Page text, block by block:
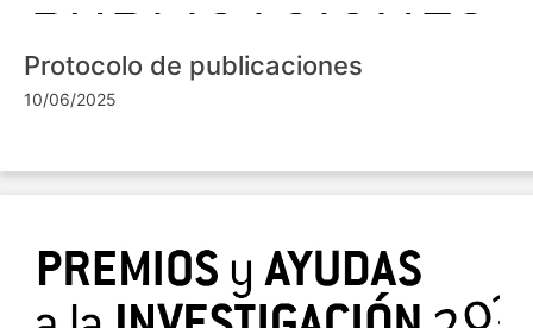
Protocolo de publicaciones
10/06/2025